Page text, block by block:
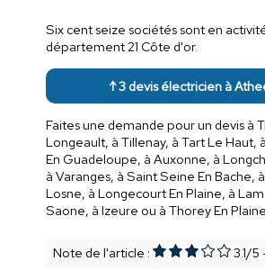
Six cent seize sociétés sont en
département 21 Côte d'or.
↑ 3 devis électricien à
Faites une demande pour un devis à
Longeault, à Tillenay, à Tart Le Haut,
En Guadeloupe, à Auxonne, à
à Varanges, à Saint Seine En Bache,
Losne, à Longecourt En Plaine, à
Saone, à Izeure ou à Thorey En
Note de l'article : 3.1/5